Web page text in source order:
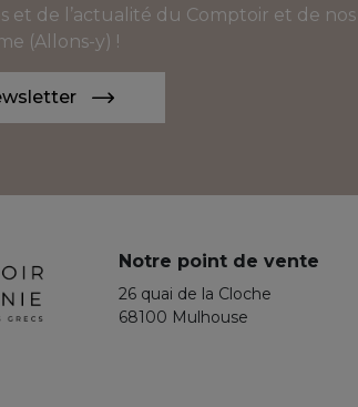
et de l’actualité du Comptoir et de nos
(Allons-y) !
Notre point de vente
26 quai de la Cloche
68100 Mulhouse